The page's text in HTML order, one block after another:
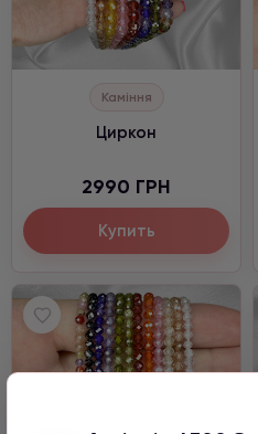
Каміння
Циркон
2990 ГРН
Купить